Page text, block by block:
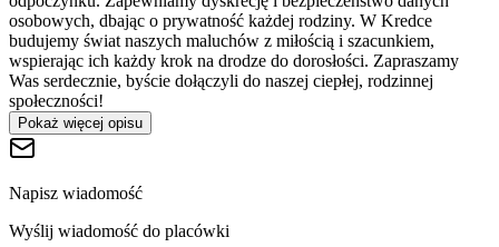
osobowych, dbając o prywatność każdej rodziny. W Kredce
budujemy świat naszych maluchów z miłością i szacunkiem,
wspierając ich każdy krok na drodze do dorosłości. Zapraszamy
Was serdecznie, byście dołączyli do naszej ciepłej, rodzinnej
społeczności!
Pokaż więcej opisu
Napisz wiadomość
Wyślij wiadomość do placówki